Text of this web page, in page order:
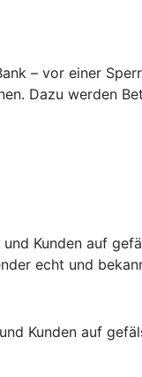
– vor einer
Dazu werden
Kunden auf
echt und
Kunden auf